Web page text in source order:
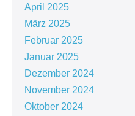
April 2025
März 2025
Februar 2025
Januar 2025
Dezember 2024
November 2024
Oktober 2024